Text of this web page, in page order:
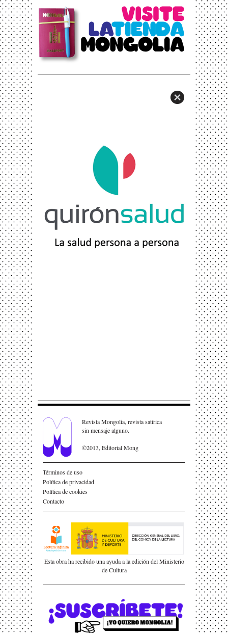
Revista Mongolia, revista satírica
sin mensaje alguno.
©2013, Editorial Mong
Términos de uso
Política de privacidad
Política de cookies
Contacto
Esta obra ha recibido una ayuda a la edición del Ministerio
de Cultura